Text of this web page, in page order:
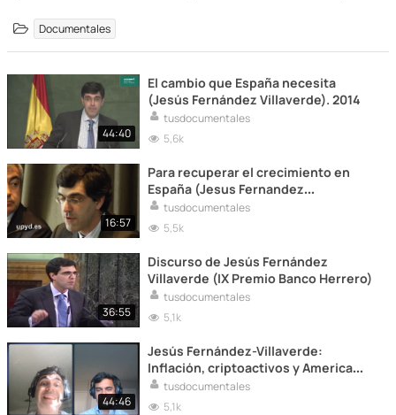
Documentales
44:40
El cambio que España necesita
(Jesús Fernández Villaverde). 2014
tusdocumentales
5,6k
16:57
Para recuperar el crecimiento en
España (Jesus Fernandez
Villaverde). 2014
tusdocumentales
5,5k
36:55
Discurso de Jesús Fernández
Villaverde (IX Premio Banco Herrero)
tusdocumentales
5,1k
44:46
Jesús Fernández-Villaverde:
Inflación, criptoactivos y America
Latina (Ceteris Paribus)
tusdocumentales
5,1k